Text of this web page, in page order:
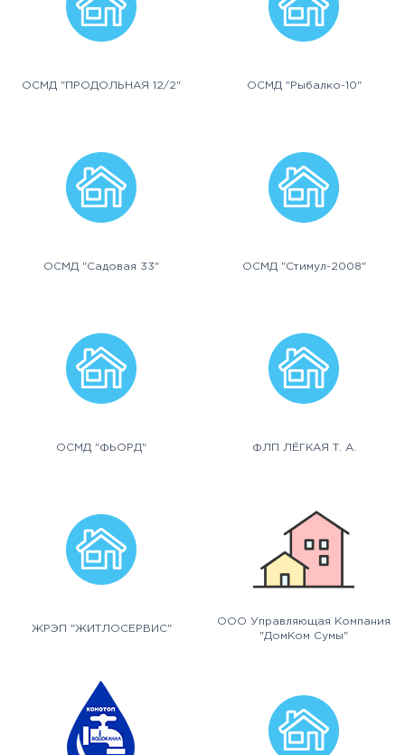
ОСМД "ПРОДОЛЬНАЯ 12/2" ОСМД "Рыбалко-10"
ОСМД "Садовая 33" ОСМД "Стимул-2008"
ОСМД "ФЬОРД" ФЛП ЛЁГКАЯ Т. А.
ЖРЭП "ЖИТЛОСЕРВИС"
ООО Управляющая Компания
"ДомКом Сумы"